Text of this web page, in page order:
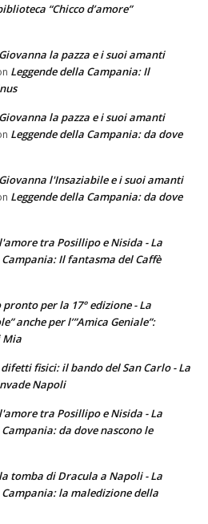
“Chicco d’amore”
la pazza e i suoi amanti
Leggende della Campania: Il
la pazza e i suoi amanti
Leggende della Campania: da dove
l'Insaziabile e i suoi amanti
Leggende della Campania: da dove
tra Posillipo e Nisida - La
Campania: Il fantasma del Caffè
per la 17° edizione - La
anche per l’”Amica Geniale”:
Mia
fisici: il bando del San Carlo - La
Napoli
tra Posillipo e Nisida - La
da dove nascono le
tomba di Dracula a Napoli - La
Campania: la maledizione della